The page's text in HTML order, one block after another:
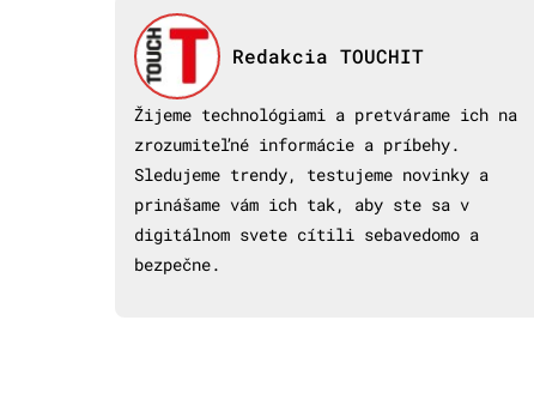
Redakcia TOUCHIT
Žijeme technológiami a pretvárame ich na
zrozumiteľné informácie a príbehy.
Sledujeme trendy, testujeme novinky a
prinášame vám ich tak, aby ste sa v
digitálnom svete cítili sebavedomo a
bezpečne.